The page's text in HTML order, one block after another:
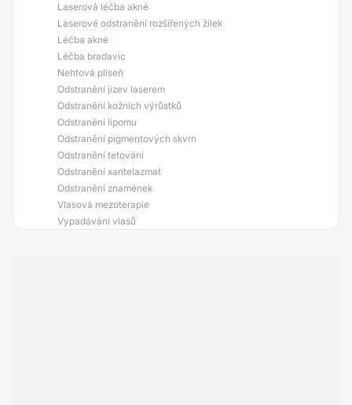
Laserová léčba akné
Laserové odstranění rozšířených žilek
Léčba akné
Léčba bradavic
Nehtová plíseň
Odstranění jizev laserem
Odstranění kožních výrůstků
Odstranění lipomu
Odstranění pigmentových skvrn
Odstranění tetování
Odstranění xantelazmat
Odstranění znamének
Vlasová mezoterapie
Vypadávání vlasů